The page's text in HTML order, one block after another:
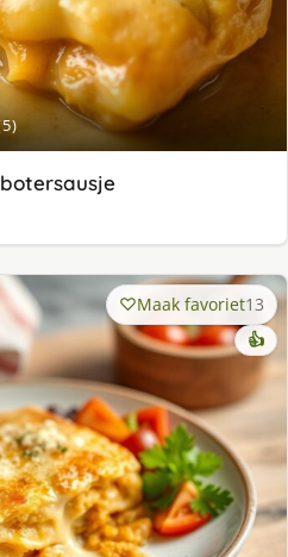
Maak favoriet13
👍